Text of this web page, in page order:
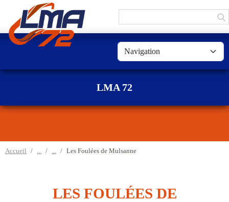
LMA 72
Accueil Les Foulées de Mulsanne
LES FOULÉES DE
Panneau de gestion des cookies